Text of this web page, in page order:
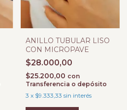
ANILLO TUBULAR LISO
CON MICROPAVE
$28.000,00
$25.200,00 con
Transferencia o depósito
3 x $9.333,33 sin interés